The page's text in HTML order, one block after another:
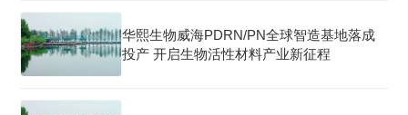
华熙生物威海PDRN/PN全球智造基地落成
投产 开启生物活性材料产业新征程